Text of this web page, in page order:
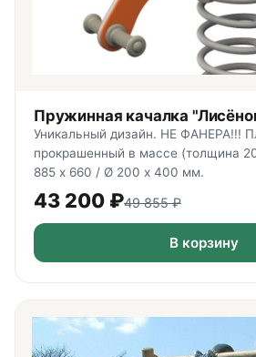
Пружинная качалка
Уникальный дизайн. НЕ ФАНЕРА!!!
прокрашенный в массе (толщина
885 х 660 / Ø 200 х 400 мм.
43 200 ₽49 855₽
В корзину